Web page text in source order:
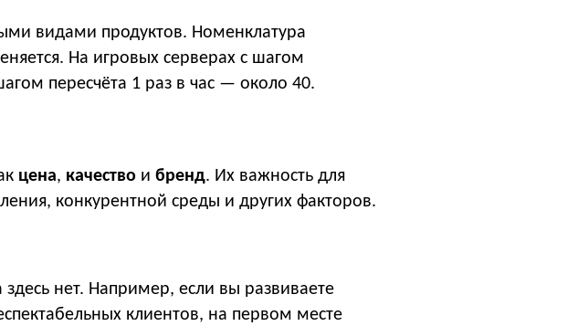
видами продуктов. Номенклатура
На игровых серверах с шагом
пересчёта 1 раз в час — около 40.
цена, качество ибренд. Их важность для
конкурентной среды и других факторов.
нет. Например, если вы развиваете
клиентов, на первом месте